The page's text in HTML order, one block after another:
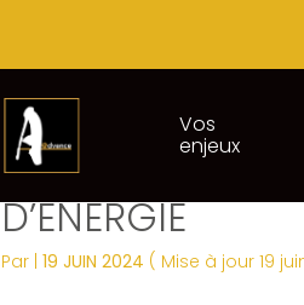
Vos
enjeux
NOUVEAUTÉ AU
D’ÉNERGIE
Par |19 JUIN 2024 ( Mise à jour 19